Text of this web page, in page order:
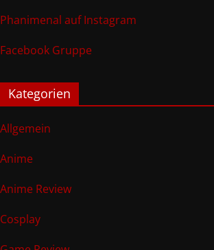
Phanimenal auf Instagram
Facebook Gruppe
Kategorien
Allgemein
Anime
Anime Review
Cosplay